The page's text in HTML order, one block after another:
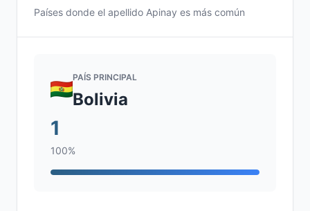
Países donde el apellido Apinay es más común
PAÍS PRINCIPAL
Bolivia
1
100%